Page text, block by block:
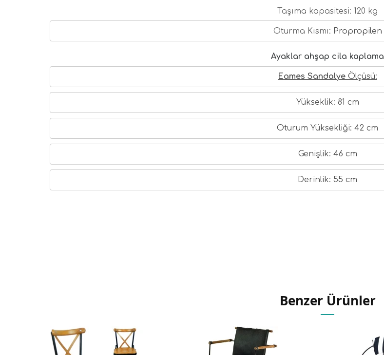
Taşıma kapasitesi: 120 kg
Oturma Kısmı: Propropilen
Ayaklar ahşap cila kaplama
Eames Sandalye Ölçüsü:
Yükseklik: 81 cm
Oturum Yüksekliği: 42 cm
Genişlik: 46 cm
Derinlik: 55 cm
Benzer Ürünler